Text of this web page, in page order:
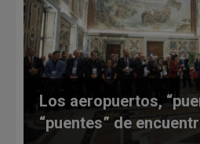
Los aeropuertos,
“puentes” de